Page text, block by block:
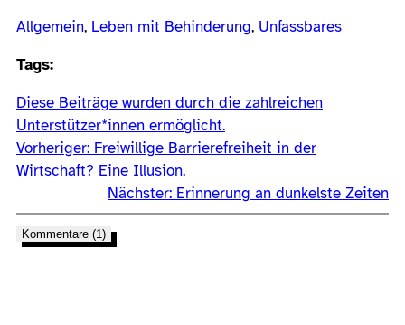
Allgemein, Leben mit Behinderung, Unfassbares
Tags:
Diese Beiträge wurden durch die zahlreichen
Unterstützer*innen ermöglicht.
Vorheriger: Freiwillige Barrierefreiheit in der
Wirtschaft? Eine Illusion.
Nächster: Erinnerung an dunkelste Zeiten
Kommentare (1)